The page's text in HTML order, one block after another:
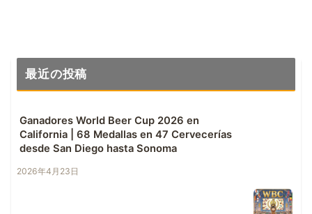
最近の投稿
Ganadores World Beer Cup 2026 en
California | 68 Medallas en 47 Cervecerías
desde San Diego hasta Sonoma
2026年4月23日